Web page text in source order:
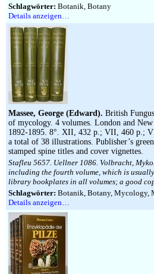
Schlagwörter: Botanik, Botany
Details anzeigen…
Massee, George (Edward). British
of mycology. 4 volumes. London and
1892-1895. 8°. XII, 432 p.; VII, 460 p.;
a total of 38 illustrations. Publisher’s
stamped spine titles and cover vignettes.
Stafleu 5657. Uellner 1086. Volbracht,
including the fourth volume, which is
library bookplates in all volumes; a good
Schlagwörter: Botanik, Botany, Mycology,
Details anzeigen…